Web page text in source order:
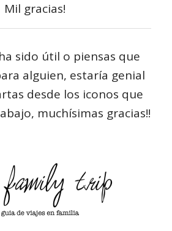
Mil gracias!
sido útil o piensas que
alguien, estaría genial
desde los iconos que
muchísimas gracias!!